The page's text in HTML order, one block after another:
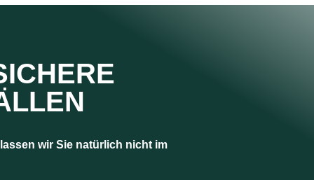
wir Sie natürlich nicht im